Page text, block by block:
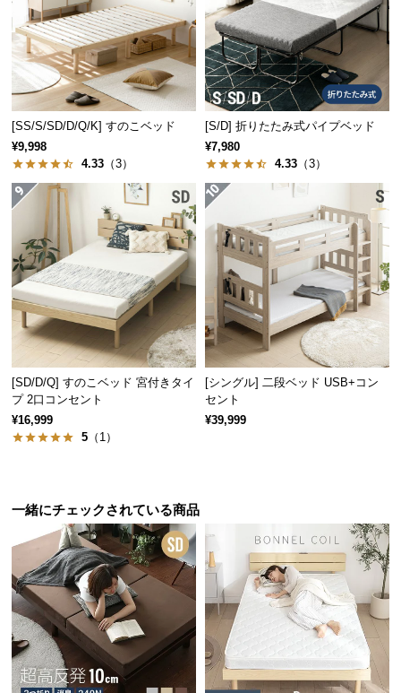
て
保
証
に
つ
い
て
規
約
に
つ
い
て
ー
お
ら
せ
デンマーク家具シリーズのラインナッ
プ
幅118cm
デンマー
ク デザイ
ン テレビ
ボード
¥19,99
8
幅99cm
デンマー
ク デザイ
¥10,99
9
幅110cm
デンマー
クデザイ
ン ワーク
デスク
¥14,99
9
幅120cm
ク デザイ
デスク
¥19,99
8
幅130cm
デンマー
ク デザイ
¥17,99
9
幅65cm
デンマー
ク デザイ
ン ワーク
デスク
¥10,99
8
幅99cm
デンマー
ク デザイ
ン マルチ
キャビネ
ット
¥26,99
9
幅147cm
デンマー
ク デザイ
ン マルチ
チェスト
¥26,99
9
デンマー
ク デザイ
ン マルチ
チェスト
¥19,99
[SS/S/SD/D/Q/K] すのこベッド
¥9,998
4.33 （3）
[S/D] 折りたたみ式パイプベッド
¥7,980
4.33 （3）
[SD/D/Q] すのこベッド 宮付きタイ
プ 2口コンセント
¥16,999
5 （1）
[シングル] 二段ベッド USB+コン
セント
¥39,999
一緒にチェックされている商品